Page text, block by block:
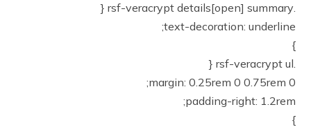
.rsf-veracrypt details[open] summary {
text-decoration: underline;
}
.rsf-veracrypt ul {
margin: 0.25rem 0 0.75rem 0;
padding-right: 1.2rem;
}